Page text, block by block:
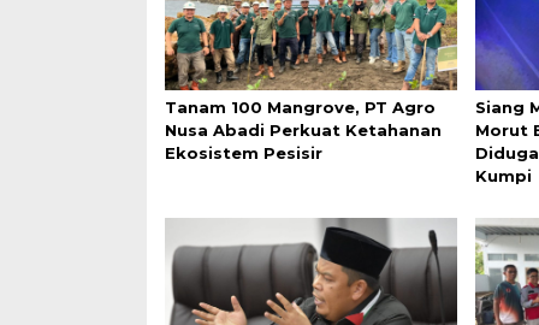
Tanam 100 Mangrove, PT Agro
Nusa Abadi Perkuat Ketahanan
Ekosistem Pesisir
Siang
Morut
Kumpi